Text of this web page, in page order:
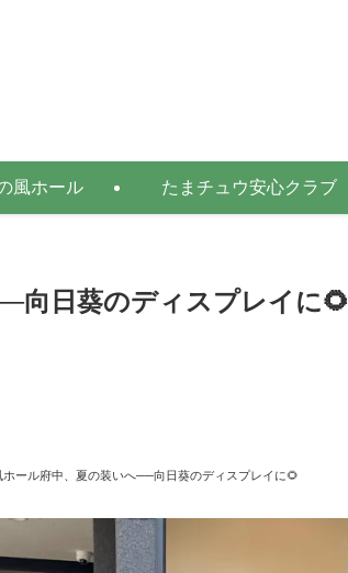
風ホール たまチュウ安心クラブ
向日葵のディスプレイに🌻
ホール府中、夏の装いへ──向日葵のディスプレイに🌻